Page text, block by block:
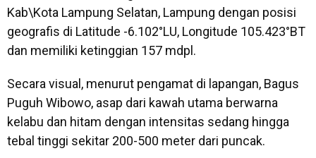
Kab\Kota Lampung Selatan, Lampung dengan posisi
geografis di Latitude -6.102°LU, Longitude 105.423°BT
dan memiliki ketinggian 157 mdpl.
Secara visual, menurut pengamat di lapangan, Bagus
Puguh Wibowo, asap dari kawah utama berwarna
kelabu dan hitam dengan intensitas sedang hingga
tebal tinggi sekitar 200-500 meter dari puncak.